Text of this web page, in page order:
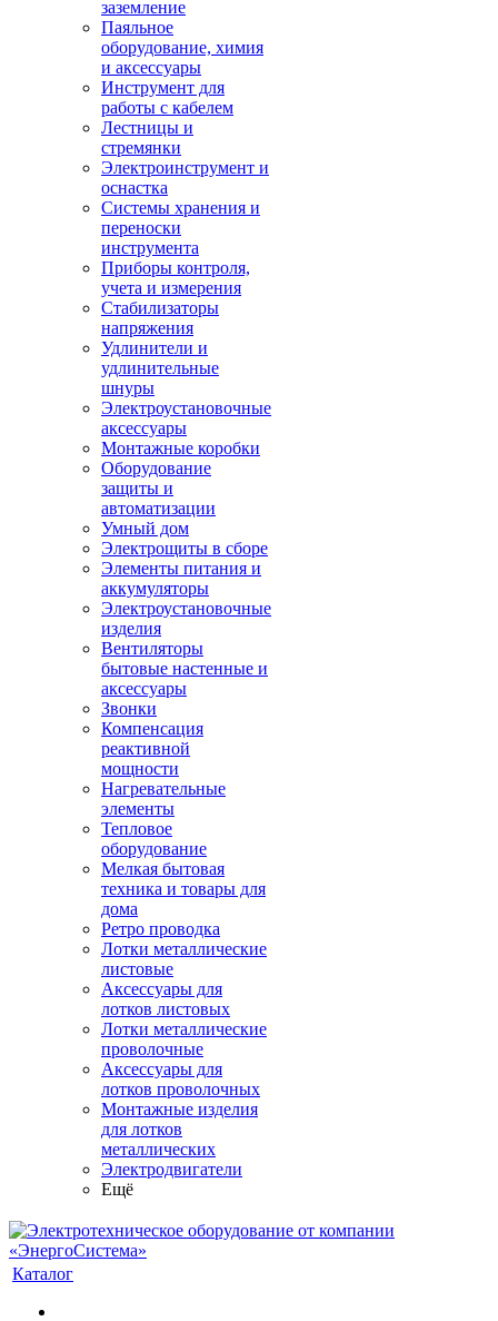
заземление
Паяльное
оборудование, химия
и аксессуары
Инструмент для
работы с кабелем
Лестницы и
стремянки
Электроинструмент и
оснастка
Системы хранения и
переноски
инструмента
Приборы контроля,
учета и измерения
Стабилизаторы
напряжения
Удлинители и
удлинительные
шнуры
Электроустановочные
аксессуары
Монтажные коробки
Оборудование
защиты и
автоматизации
Умный дом
Электрощиты в сборе
Элементы питания и
аккумуляторы
Электроустановочные
изделия
Вентиляторы
бытовые настенные и
аксессуары
Звонки
Компенсация
реактивной
мощности
Нагревательные
элементы
Тепловое
оборудование
Мелкая бытовая
техника и товары для
дома
Ретро проводка
Лотки металлические
листовые
Аксессуары для
лотков листовых
Лотки металлические
проволочные
Аксессуары для
лотков проволочных
Монтажные изделия
для лотков
металлических
Электродвигатели
Ещё
Каталог